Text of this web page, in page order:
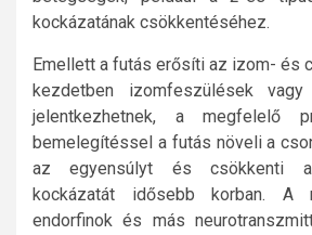
kockázatának csökkentéséhez.
Emellett a futás erősíti az izom- és
kezdetben izomfeszülések
jelentkezhetnek, a megfelelő
bemelegítéssel a futás növeli a
az egyensúlyt és csökkenti
kockázatát idősebb korban. A
endorfinok és más